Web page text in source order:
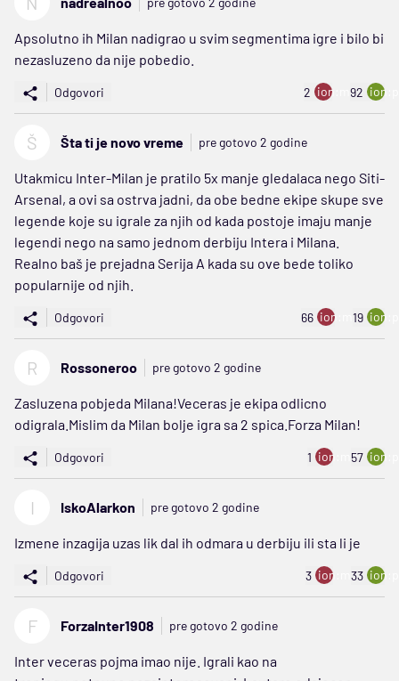
Apsolutno ih Milan nadigrao u svim segmentima igre i bilo bi
nezasluzeno da nije pobedio.
Odgovori 2 ion:minus
92
Š Šta ti je novo vreme pre gotovo 2 godine
Utakmicu Inter-Milan je pratilo 5x manje gledalaca nego Siti-
Arsenal, a ovi sa ostrva jadni, da obe bedne ekipe skupe sve
legende koje su igrale za njih od kada postoje imaju manje
legendi nego na samo jednom derbiju Intera i Milana.
Realno baš je prejadna Serija A kada su ove bede toliko
popularnije od njih.
Odgovori 66 ion:minus
19
R Rossoneroo pre gotovo 2 godine
Zasluzena pobjeda Milana!Veceras je ekipa odlicno
odigrala.Mislim da Milan bolje igra sa 2 spica.Forza Milan!
Odgovori 1 ion:minus
57
I IskoAlarkon pre gotovo 2 godine
Izmene inzagija uzas lik dal ih odmara u derbiju ili sta li je
Odgovori 3 ion:minus
33
F ForzaInter1908 pre gotovo 2 godine
Inter veceras pojma imao nije. Igrali kao na